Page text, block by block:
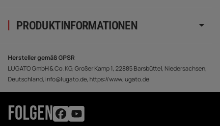
PRODUKTINFORMATIONEN
Hersteller gemäß GPSR
LUGATO GmbH & Co. KG, Großer Kamp 1, 22885 Barsbüttel, Niedersachsen,
Deutschland, info@lugato.de, https://www.lugato.de
FOLGEN